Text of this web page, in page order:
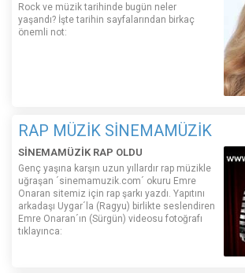
Rock ve müzik tarihinde bugün neler
yaşandı? İşte tarihin sayfalarından birkaç
önemli not:
RAP MÜZİK SİNEMAMÜZİK
SİNEMAMÜZİK RAP OLDU
Genç yaşına karşın uzun yıllardır rap müzikle
uğraşan ´sinemamuzik.com´ okuru Emre
Onaran sitemiz için rap şarkı yazdı. Yapıtını
arkadaşı Uygar´la (Ragyu) birlikte seslendiren
Emre Onaran´ın (Sürgün) videosu fotoğrafı
tıklayınca: